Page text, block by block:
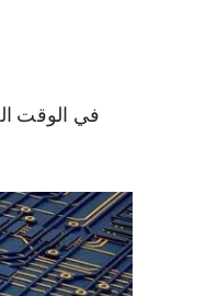
في الوقت